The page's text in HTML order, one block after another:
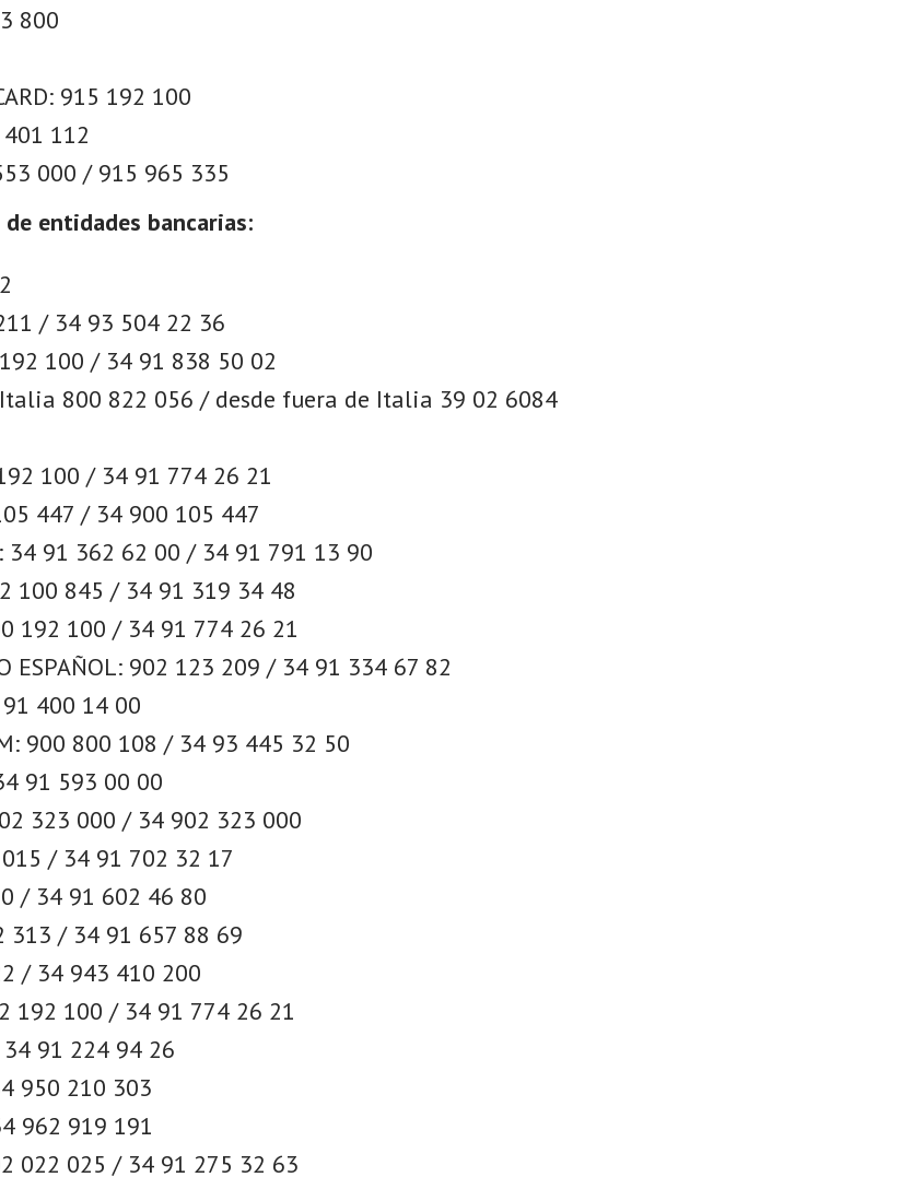
800
915 192 100
401 112
000 / 915 965 335
entidades bancarias:
/ 34 93 504 22 36
192 100 / 34 91 838 50 02
Italia 800 822 056 / desde fuera de Italia 39 02 6084
100 / 34 91 774 26 21
447 / 34 900 105 447
34 91 362 62 00 / 34 91 791 13 90
100 845 / 34 91 319 34 48
192 100 / 34 91 774 26 21
ESPAÑOL: 902 123 209 / 34 91 334 67 82
91 400 14 00
900 800 108 / 34 93 445 32 50
91 593 00 00
323 000 / 34 902 323 000
015 / 34 91 702 32 17
/ 34 91 602 46 80
313 / 34 91 657 88 69
/ 34 943 410 200
192 100 / 34 91 774 26 21
91 224 94 26
950 210 303
962 919 191
022 025 / 34 91 275 32 63